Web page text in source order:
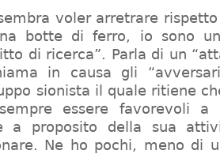
voler arretrare
botte di ferro, io sono
di ricerca”. Parla di un
in causa gli
sionista il quale ritiene
essere favorevoli a
a proposito della sua
Ne ho pochi, meno di